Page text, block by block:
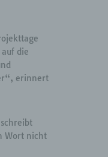
die
erinnert
Wort nicht